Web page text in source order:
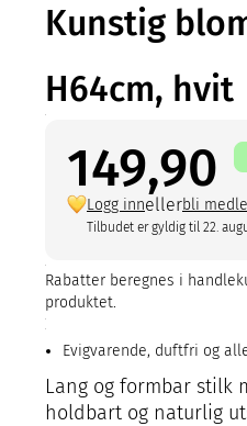
Kunstig
H64cm, hvit
149,90
Logg innellerbli
Tilbudet er gyldig til 22.
Rabatter beregnes i
produktet.
Evigvarende, duftfri og
Lang og formbar stilk
holdbart og naturlig